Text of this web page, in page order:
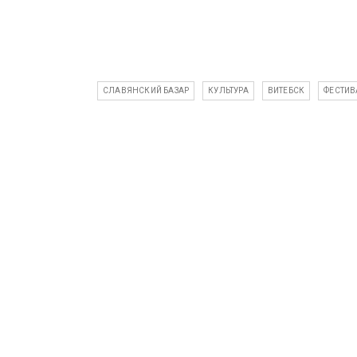
СЛАВЯНСКИЙ БАЗАР КУЛЬТУРА ВИТЕБСК